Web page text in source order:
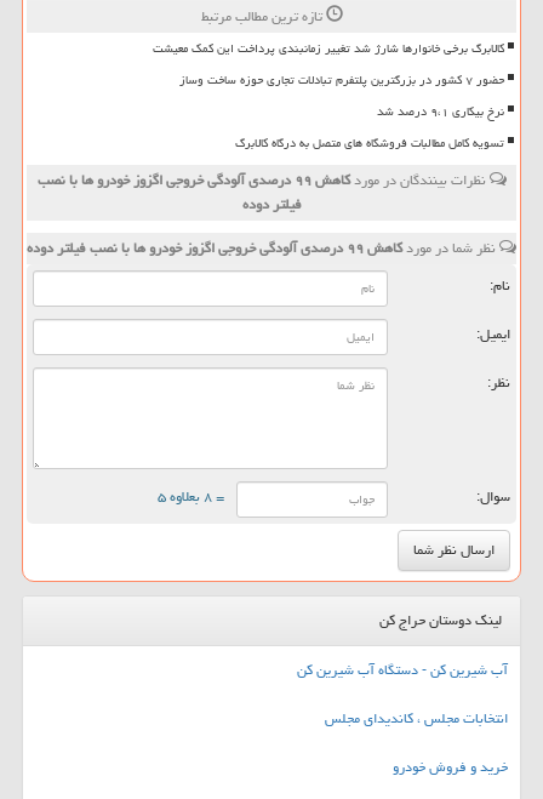
تازه ترین مطالب مرتبط
کالابرگ برخی خانوارها شارژ شد تغییر زمانبندی پرداخت این کمک معیشت
حضور ۷ کشور در بزرگترین پلتفرم تبادلات تجاری حوزه ساخت وساز
نرخ بیکاری ۹،۱ درصد شد
تسویه کامل مطالبات فروشگاه های متصل به درگاه کالابرگ
نظرات بینندگان در مورد
كاهش ۹۹ درصدی آلودگی خروجی اگزوز خودرو ها با نصب
فیلتر دوده
نظر شما در موردكاهش ۹۹ درصدی آلودگی خروجی اگزوز خودرو ها با نصب فیلتر دوده
نام:
ایمیل:
نظر:
سوال: = ۸ بعلاوه ۵
لینک دوستان حراج کن
آب شیرین کن - دستگاه آب شیرین کن
انتخابات مجلس ، کاندیدای مجلس
خرید و فروش خودرو